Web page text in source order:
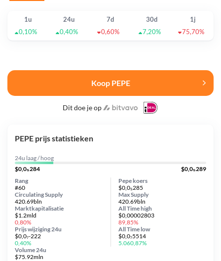
Koop PEPE
Dit doe je op
1u 24u 7d 30d
1j
0,10%
0,40% 0,60% 7,20% 75,70%
PEPE prijs statistieken
24u laag / hoog
$0,0₅284
$0,0₅289
Pepe koers
$0,0₅285
Circulating Supply
420.69bln
Prijs wijziging 24u
$0,0₇-222
0,40%
Max Supply
420.69bln
Marktkapitalisatie
$1.2mld
0,80%
Volume 24u
$75.92mln
Rang
#60
All Timehigh
$0,00002803
89,85%
All Time low
$0,0₇5514
5.060,87%